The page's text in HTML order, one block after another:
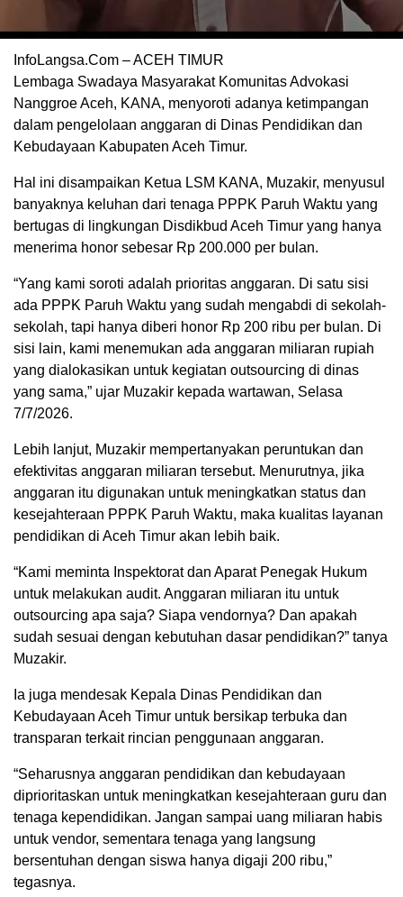
InfoLangsa.Com – ACEH TIMUR
Lembaga Swadaya Masyarakat Komunitas Advokasi
Nanggroe Aceh, KANA, menyoroti adanya ketimpangan
dalam pengelolaan anggaran di Dinas Pendidikan dan
Kebudayaan Kabupaten Aceh Timur.
Hal ini disampaikan Ketua LSM KANA, Muzakir, menyusul
banyaknya keluhan dari tenaga PPPK Paruh Waktu yang
bertugas di lingkungan Disdikbud Aceh Timur yang hanya
menerima honor sebesar Rp 200.000 per bulan.
“Yang kami soroti adalah prioritas anggaran. Di satu sisi
ada PPPK Paruh Waktu yang sudah mengabdi di sekolah-
sekolah, tapi hanya diberi honor Rp 200 ribu per bulan. Di
sisi lain, kami menemukan ada anggaran miliaran rupiah
yang dialokasikan untuk kegiatan outsourcing di dinas
yang sama,” ujar Muzakir kepada wartawan, Selasa
7/7/2026.
Lebih lanjut, Muzakir mempertanyakan peruntukan dan
efektivitas anggaran miliaran tersebut. Menurutnya, jika
anggaran itu digunakan untuk meningkatkan status dan
kesejahteraan PPPK Paruh Waktu, maka kualitas layanan
pendidikan di Aceh Timur akan lebih baik.
“Kami meminta Inspektorat dan Aparat Penegak Hukum
untuk melakukan audit. Anggaran miliaran itu untuk
outsourcing apa saja? Siapa vendornya? Dan apakah
sudah sesuai dengan kebutuhan dasar pendidikan?” tanya
Muzakir.
Ia juga mendesak Kepala Dinas Pendidikan dan
Kebudayaan Aceh Timur untuk bersikap terbuka dan
transparan terkait rincian penggunaan anggaran.
“Seharusnya anggaran pendidikan dan kebudayaan
diprioritaskan untuk meningkatkan kesejahteraan guru dan
tenaga kependidikan. Jangan sampai uang miliaran habis
untuk vendor, sementara tenaga yang langsung
bersentuhan dengan siswa hanya digaji 200 ribu,”
tegasnya.